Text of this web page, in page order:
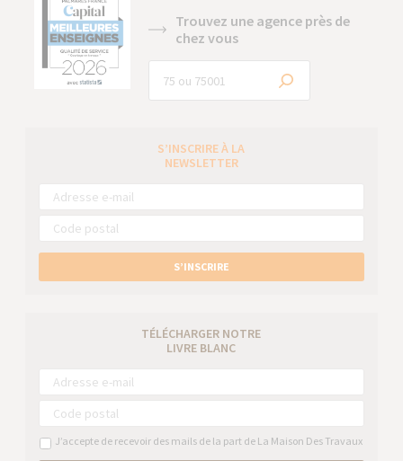
Trouvez une agence près de
chez vous
S’INSCRIRE À LA
NEWSLETTER
S’INSCRIRE
TÉLÉCHARGER NOTRE
LIVRE BLANC
J’accepte de recevoir des mails de la part de La Maison Des Travaux